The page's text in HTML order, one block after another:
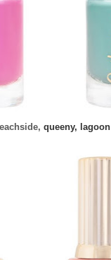
queeny, lagoon